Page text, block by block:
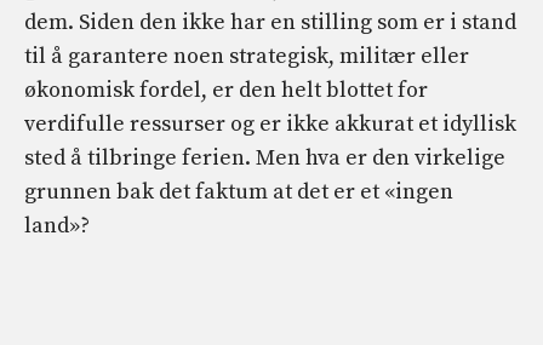
dem. Siden den ikke har en stilling som er i stand
til å garantere noen strategisk, militær eller
økonomisk fordel, er den helt blottet for
verdifulle ressurser og er ikke akkurat et idyllisk
sted å tilbringe ferien. Men hva er den virkelige
grunnen bak det faktum at det er et «ingen
land»?